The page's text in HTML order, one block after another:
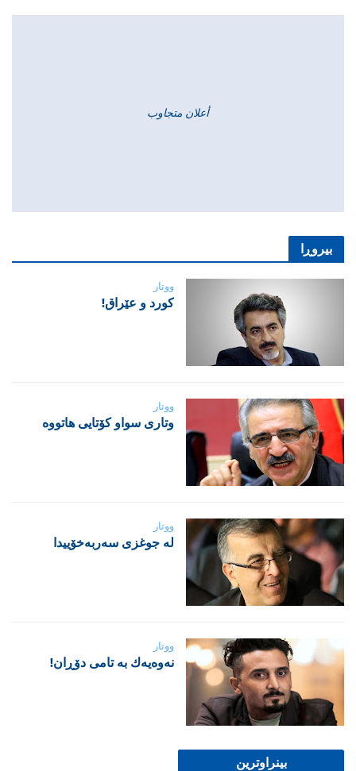
أعلان متجاوب
بیروڕا
ووتار
‌كورد و عێراق!
ووتار
‌وتاری سواو کۆتایی هاتووە
ووتار
لە جوغزی سەربەخۆییدا
ووتار
نه‌وه‌یه‌ك به‌ تامی دۆڕان!
بینراوترین